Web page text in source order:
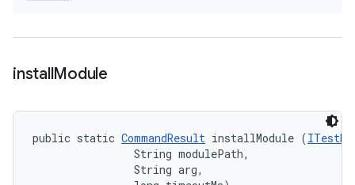
installModule
public static CommandResult installModule (
                String modulePath,
                String arg,